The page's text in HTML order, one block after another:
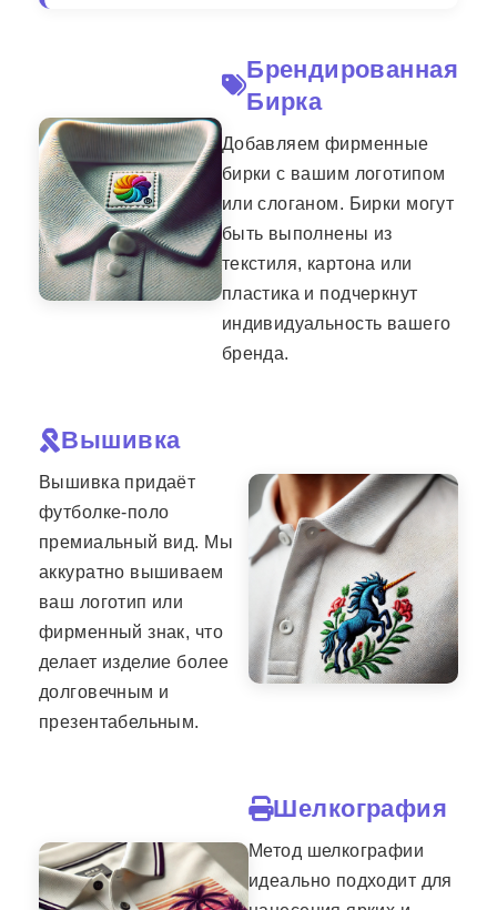
Брендированная
Бирка
Добавляем фирменные
бирки с вашим логотипом
или слоганом. Бирки могут
быть выполнены из
текстиля, картона или
пластика и подчеркнут
индивидуальность вашего
бренда.
Вышивка
Вышивка придаёт
футболке-поло
премиальный вид. Мы
аккуратно вышиваем
ваш логотип или
фирменный знак, что
делает изделие более
долговечным и
презентабельным.
Шелкография
Метод шелкографии
идеально подходит для